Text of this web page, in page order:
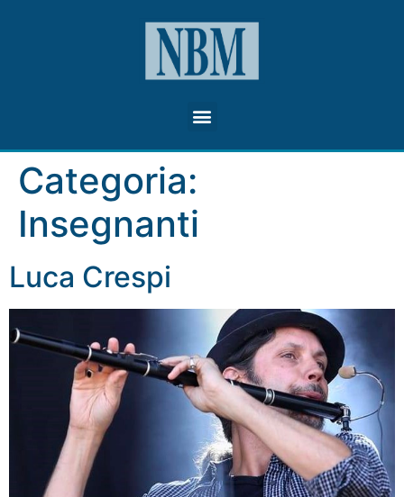
Categoria:
Insegnanti
Luca Crespi